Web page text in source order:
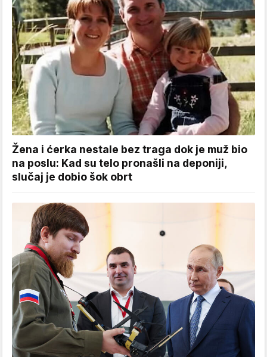
Žena i ćerka nestale bez traga dok je muž bio
na poslu: Kad su telo pronašli na deponiji,
slučaj je dobio šok obrt